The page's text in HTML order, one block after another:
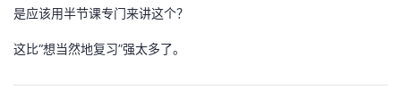
是应该用半节课专门来讲这个？
这比“想当然地复习”强太多了。